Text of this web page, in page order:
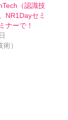
（認識技
NR1Dayセミ
ナーで！
）